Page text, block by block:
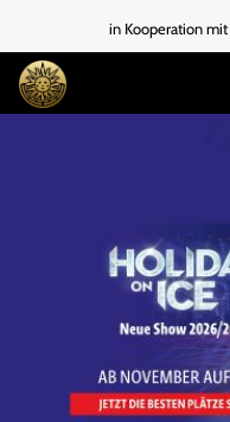
in Kooperation mit